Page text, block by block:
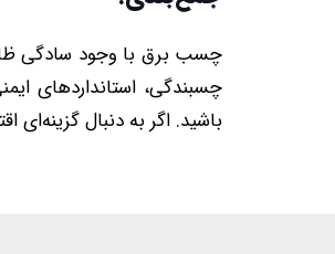
چسب برق با وجود سادگی
چسبندگی، استانداردهای
باشید. اگر به دنبال